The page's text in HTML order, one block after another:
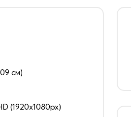
см)
(1920x1080px)